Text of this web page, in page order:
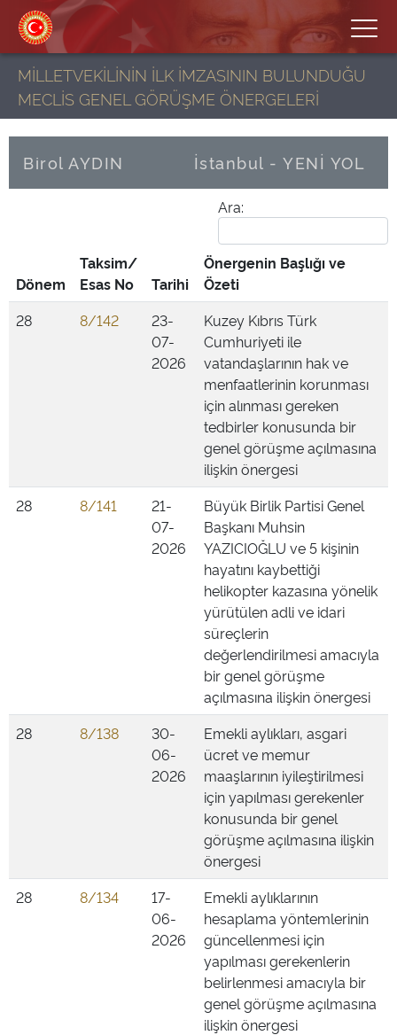
MİLLETVEKİLİNİN İLK İMZASININ BULUNDUĞU
MECLİS GENEL GÖRÜŞME ÖNERGELERİ
Birol AYDIN İstanbul - YENİ YOL
Ara:
Dönem
Taksim/
Esas No
Tarihi
Önergenin Başlığı ve
Özeti
28
8/142
23-
07-
2026
Kuzey Kıbrıs Türk
Cumhuriyeti ile
vatandaşlarının hak ve
menfaatlerinin korunması
için alınması gereken
tedbirler konusunda bir
genel görüşme açılmasına
ilişkin önergesi
28
8/141
21-
07-
2026
Büyük Birlik Partisi Genel
Başkanı Muhsin
YAZICIOĞLU ve 5 kişinin
hayatını kaybettiği
helikopter kazasına yönelik
yürütülen adli ve idari
süreçlerin
değerlendirilmesi amacıyla
bir genel görüşme
açılmasına ilişkin önergesi
28
8/138
30-
06-
2026
Emekli aylıkları, asgari
ücret ve memur
maaşlarının iyileştirilmesi
için yapılması gerekenler
konusunda bir genel
görüşme açılmasına ilişkin
önergesi
28
8/134
17-
06-
2026
Emekli aylıklarının
hesaplama yöntemlerinin
güncellenmesi için
yapılması gerekenlerin
belirlenmesi amacıyla bir
genel görüşme açılmasına
ilişkin önergesi